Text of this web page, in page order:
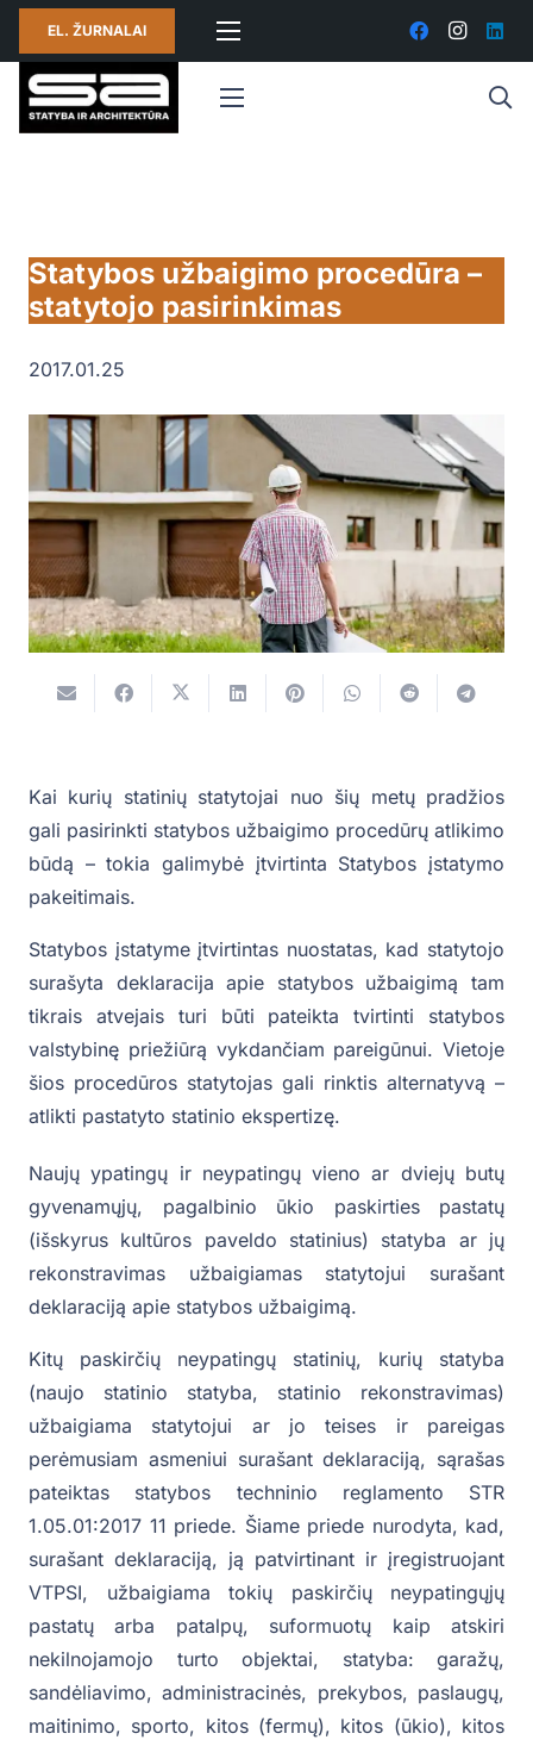
EL. ŽURNALAI
Statybos užbaigimo procedūra –
statytojo pasirinkimas
2017.01.25
Kai kurių statinių statytojai nuo šių metų pradžios
gali pasirinkti statybos užbaigimo procedūrų atlikimo
būdą – tokia galimybė įtvirtinta Statybos įstatymo
pakeitimais.
Statybos įstatyme įtvirtintas nuostatas, kad statytojo
surašyta deklaracija apie statybos užbaigimą tam
tikrais atvejais turi būti pateikta tvirtinti statybos
valstybinę priežiūrą vykdančiam pareigūnui. Vietoje
šios procedūros statytojas gali rinktis alternatyvą –
atlikti pastatyto statinio ekspertizę.
Naujų ypatingų ir neypatingų vieno ar dviejų butų
gyvenamųjų, pagalbinio ūkio paskirties pastatų
(išskyrus kultūros paveldo statinius) statyba ar jų
rekonstravimas užbaigiamas statytojui surašant
deklaraciją apie statybos užbaigimą.
Kitų paskirčių neypatingų statinių, kurių statyba
(naujo statinio statyba, statinio rekonstravimas)
užbaigiama statytojui ar jo teises ir pareigas
perėmusiam asmeniui surašant deklaraciją, sąrašas
pateiktas statybos techninio reglamento STR
1.05.01:2017 11 priede. Šiame priede nurodyta, kad,
surašant deklaraciją, ją patvirtinant ir įregistruojant
VTPSI, užbaigiama tokių paskirčių neypatingųjų
pastatų arba patalpų, suformuotų kaip atskiri
nekilnojamojo turto objektai, statyba: garažų,
sandėliavimo, administracinės, prekybos, paslaugų,
maitinimo, sporto, kitos (fermų), kitos (ūkio), kitos